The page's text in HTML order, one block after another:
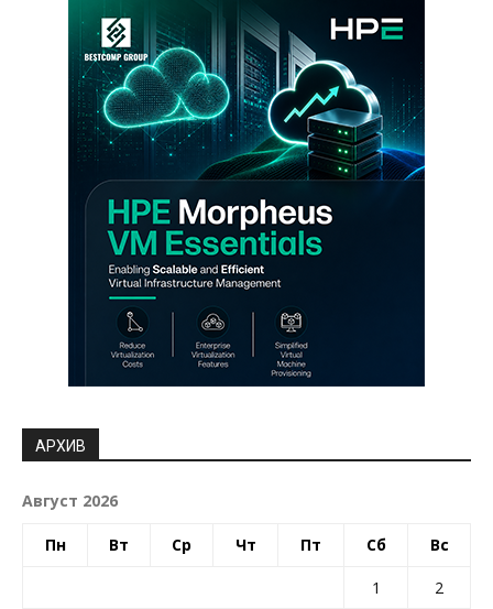
АРХИВ
Август 2026
Пн Вт Ср Чт Пт Сб Вс
1
2